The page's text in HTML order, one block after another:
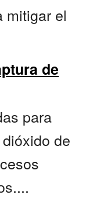
mitigar el
de
para
de